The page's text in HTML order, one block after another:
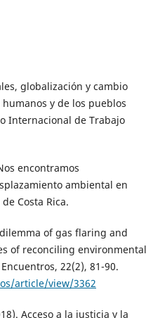
globalización y cambio
y de los pueblos
Internacional de Trabajo
encontramos
ambiental en
Costa Rica.
dilemma of gas flaring and
of reconciling environmental
22(2), 81-90.
article/view/3362
Acceso a la justicia y la